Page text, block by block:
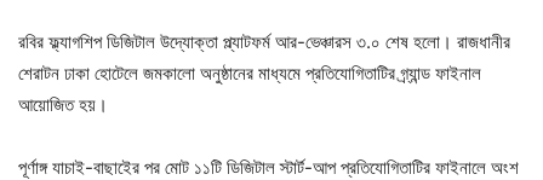
রবির ফ্ল্যাগশিপ ডিজিটাল উদ্যোক্তা প্ল্যাটফর্ম আর-ভেঞ্চারস ৩.০ শেষ হলো। রাজধানীর
শেরাটন ঢাকা হোটেলে জমকালো অনুষ্ঠানের মাধ্যমে প্রতিযোগিতাটির গ্র্যান্ড ফাইনাল
আয়োজিত হয়।
পূর্ণাঙ্গ যাচাই-বাছাইের পর মোট ১১টি ডিজিটাল স্টার্ট-আপ প্রতিযোগিতাটির ফাইনালে অংশ